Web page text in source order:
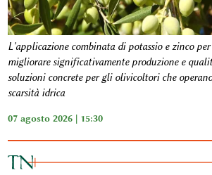
L'applicazione combinata di potassio e zinco
migliorare significativamente produzione e
soluzioni concrete per gli olivicoltori che
scarsità idrica
07 agosto 2026 | 15:30